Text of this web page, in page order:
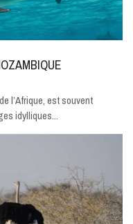
l’Afrique, est souvent
idylliques...